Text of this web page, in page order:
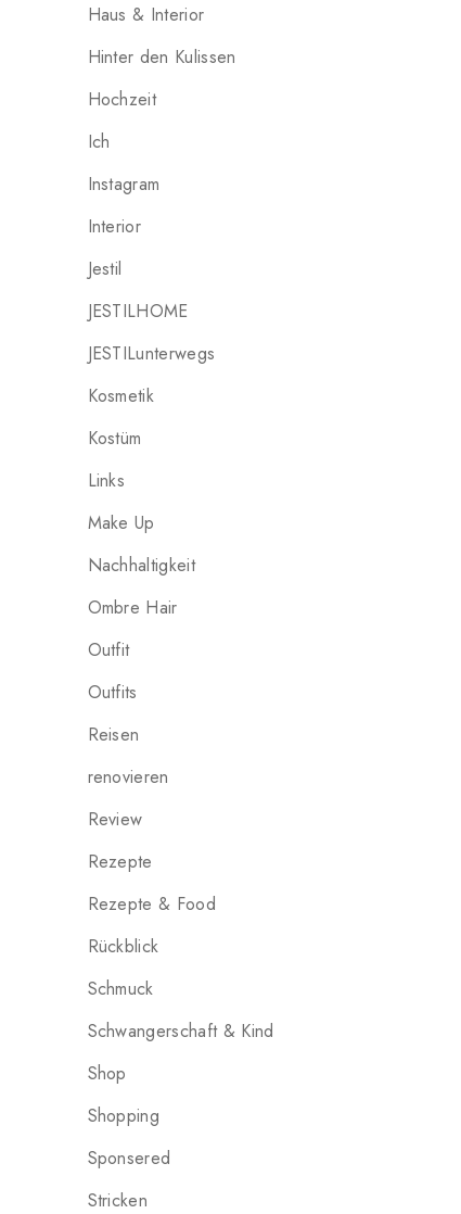
Haus & Interior
Hinter den Kulissen
Hochzeit
Ich
Instagram
Interior
Jestil
JESTILHOME
JESTILunterwegs
Kosmetik
Kostüm
Links
Make Up
Nachhaltigkeit
Ombre Hair
Outfit
Outfits
Reisen
renovieren
Review
Rezepte
Rezepte & Food
Rückblick
Schmuck
Schwangerschaft & Kind
Shop
Shopping
Sponsered
Stricken